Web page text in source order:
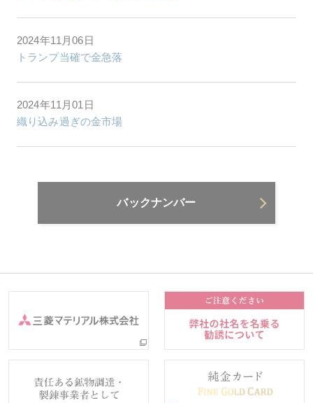
2024年11月06日
トランプ当確で金急落
2024年11月01日
織り込み過ぎの金市場
バックナンバー